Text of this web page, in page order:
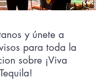
y únete a
para toda la
sobre ¡Viva
Tequila!